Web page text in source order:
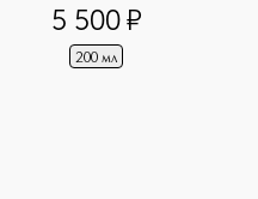
5 500¤
200 мл